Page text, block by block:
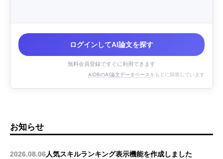
ログインしてAI論文を探す
無料会員登録ですぐに利用できます
AIDBのAI論文データベース をもとに回答しています
お知らせ
2026.08.06人気スキルランキング表示機能を作成しました